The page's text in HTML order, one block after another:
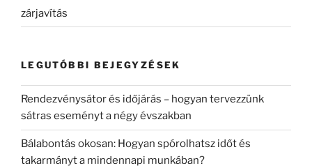
zárjavítás
LEGUTÓBBI BEJEGYZÉSEK
Rendezvénysátor és időjárás – hogyan tervezzünk
sátras eseményt a négy évszakban
Bálabontás okosan: Hogyan spórolhatsz időt és
takarmányt a mindennapi munkában?